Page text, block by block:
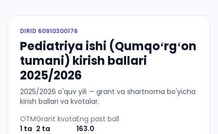
DIRID 60910300176
Pediatriya ishi (Qumqoʻrgʻon
tumani) kirish ballari
2025/2026
2025/2026 o'quv yili — grant va shartnoma bo'yicha
kirish ballari va kvotalar.
OTM
1 ta
Grant kvota
2 ta
Eng past ball
163.0